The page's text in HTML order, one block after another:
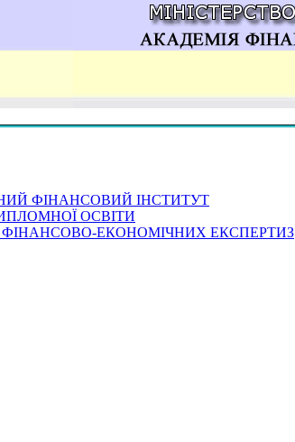
ФІНАНСОВИЙ ІНСТИТУТ
ОСВІТИ
ЕКОНОМІЧНИХ ЕКСПЕРТИЗ